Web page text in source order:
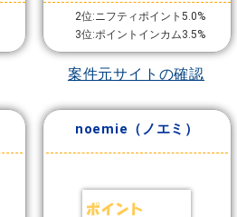
2位:ニフティポイント5.0%
3位:ポイントインカム3.5%
案件元サイトの確認
noemie（ノエミ）